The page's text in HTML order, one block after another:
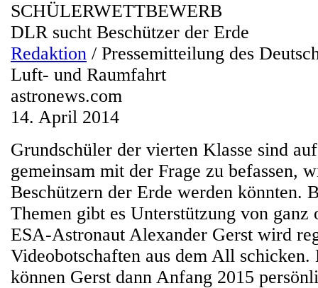
SCHÜLERWETTBEWERB
DLR sucht Beschützer der Erde
Redaktion / Pressemitteilung des
Luft- und Raumfahrt
astronews.com
14. April 2014
Grundschüler der vierten Klasse sind
gemeinsam mit der Frage zu befassen,
Beschützern der Erde werden könnten.
Themen gibt es Unterstützung von ganz
ESA-Astronaut Alexander Gerst wird
Videobotschaften aus dem All
können Gerst dann Anfang 2015